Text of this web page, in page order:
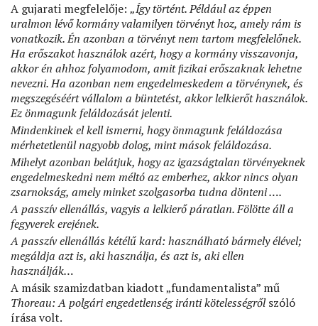
A gujarati megfelelője: „Így történt.Például az éppen
uralmon lévő kormány valamilyen törvényt hoz, amely rám is
vonatkozik. Én azonban a törvényt nem tartom megfelelőnek.
Ha erőszakot használok azért, hogy a kormány visszavonja,
akkor én ahhoz folyamodom, amit ﬁzikai erőszaknak lehetne
nevezni. Ha azonban nem engedelmeskedem a törvénynek, és
megszegéséért vállalom a büntetést, akkor lelkierőt használok.
Ez önmagunk feláldozását jelenti.
Mindenkinek el kell ismerni, hogy önmagunk feláldozása
mérhetetlenül nagyobb dolog, mint mások feláldozása.
Mihelyt azonban belátjuk, hogy az igazságtalan törvényeknek
engedelmeskedni nem méltó az emberhez, akkor nincs olyan
zsarnokság, amely minket szolgasorba tudna dönteni ….
A passzív ellenállás, vagyis a lelkierő páratlan. Fölötte áll a
fegyverek erejének.
A passzív ellenállás kétélű kard: használható bármely élével;
megáldja azt is, aki használja, és azt is, aki ellen
használják…
A másik szamizdatban kiadott „fundamentalista” mű
Thoreau: A polgári engedetlenség iránti kötelességrőlszóló
írása volt.